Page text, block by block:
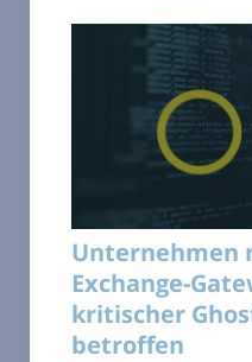
Unternehmen
Exchange-
kritischer
betroffen